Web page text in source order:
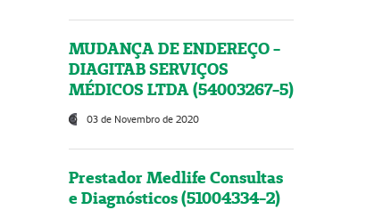
MUDANÇA DE ENDEREÇO -
DIAGITAB SERVIÇOS
MÉDICOS LTDA (54003267-5)
03 de Novembro de 2020
Prestador Medlife Consultas
e Diagnósticos (51004334-2)